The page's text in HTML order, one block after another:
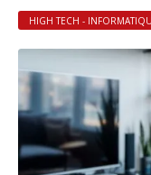
HIGH TECH -